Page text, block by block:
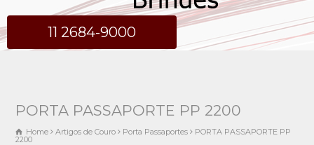
11 2684-9000
PORTA PASSAPORTE PP 2200
Home Artigos de Couro Porta Passaportes PORTA PASSAPORTE PP
2200